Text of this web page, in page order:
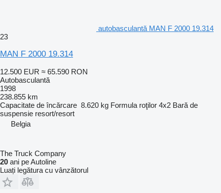
autobasculantă MAN F 2000 19.314
23
MAN F 2000 19.314
12.500 EUR ≈ 65.590 RON
Autobasculantă
1998
238.855 km
Capacitate de încărcare 8.620 kg Formula roţilor 4x2 Bară de
suspensie resort/resort
Belgia
The Truck Company
20 ani pe Autoline
Luați legătura cu vânzătorul